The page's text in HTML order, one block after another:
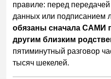
правиле: перед передачей
данных или подписанием
обязаны сначала САМИ
другим близким
пятиминутный разговор
тысяч шекелей.